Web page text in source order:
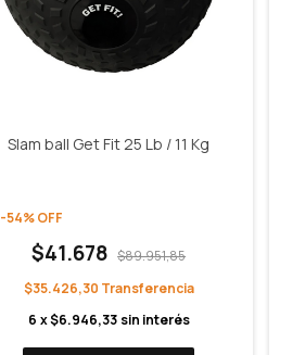
Slam ball Get Fit 25 Lb / 11 Kg
-54%OFF
$41.678 $89.951,85
$35.426,30
6 x$6.946,33 sin interés